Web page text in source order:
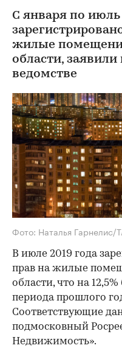
С января по июль
жилые
области, заявили
ведомстве
Фото: Наталья Гарнелис/
В июле 2019 года
прав на жилые
области, что на
периода прошлого
Соответствующие
подмосковный
Недвижимость».